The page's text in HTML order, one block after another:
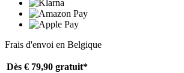
Frais d'envoi en Belgique
Dès € 79,90 gratuit*